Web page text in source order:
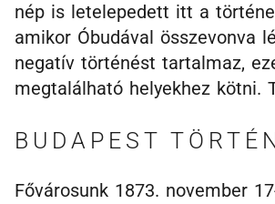
nép is letelepedett itt a
amikor Óbudával összevonva
negatív történést tartalmaz,
megtalálható helyekhez kötni.
BUDAPEST
Fővárosunk 1873. november